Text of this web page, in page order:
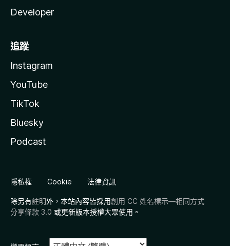
Developer
追蹤
Instagram
YouTube
TikTok
Bluesky
Podcast
隱私權 Cookie 法律資訊
除另有註明外，本站內容皆採用創用 CC 姓名標示—相同方式
分享條款 3.0 或更新版本授權大眾使用。